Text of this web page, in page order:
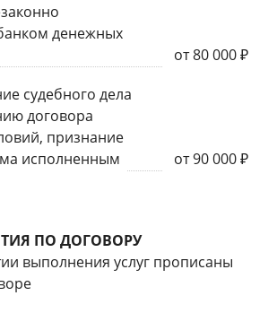
денежных
от 80 000 ₽
судебного дела
договора
признание
исполненным
от 90 000 ₽
ПО ДОГОВОРУ
выполнения услуг прописаны